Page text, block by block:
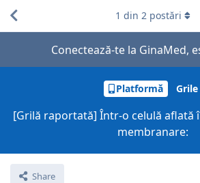
Conectează-te la GinaMed,
Platformă Grile
[Grilă raportată] Într-o celulă aflată
membranare:
Share
1 din 2 postări